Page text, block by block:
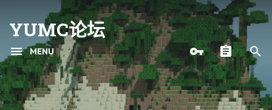
YUMC论坛
MENU